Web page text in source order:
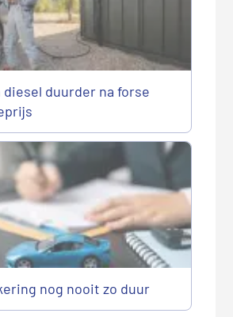
diesel duurder na forse
nog nooit zo duur